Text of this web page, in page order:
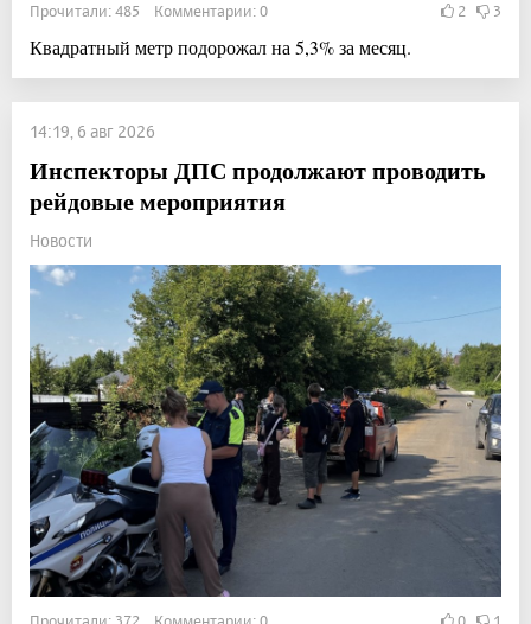
Прочитали: 485 Комментарии: 0 2 3
Квадратный метр подорожал на 5,3% за месяц.
14:19, 6 авг 2026
Инспекторы ДПС продолжают проводить
рейдовые мероприятия
Новости